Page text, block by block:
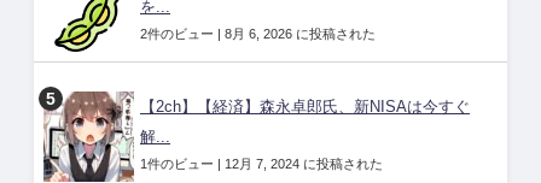
を...
2件のビュー | 8月 6, 2026 に投稿された
【2ch】【経済】森永卓郎氏、新NISAは今すぐ
解...
1件のビュー | 12月 7, 2024 に投稿された